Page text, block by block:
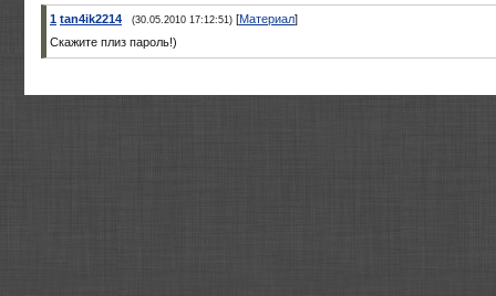
1 tan4ik2214 (30.05.2010 17:12:51) [Материал]
Скажите плиз пароль!)